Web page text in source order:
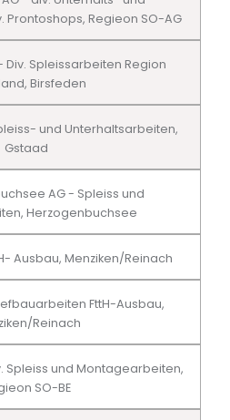
Regieon SO-AG
Div. Spleissarbeiten Region
Birsfeden
und Unterhaltsarbeiten,
Gstaad
AG - Spleiss und
Herzogenbuchsee
Ausbau, Menziken/Reinach
FttH-Ausbau,
Reinach
Spleiss und Montagearbeiten,
SO-BE